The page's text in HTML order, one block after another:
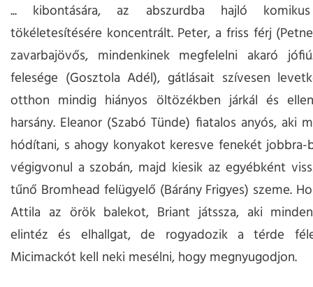
... kibontására, az abszurdba hajló
tökéletesítésére koncentrált. Peter, a friss férj
zavarbajövős, mindenkinek megfelelni akaró
felesége (Gosztola Adél), gátlásait szívesen
otthon mindig hiányos öltözékben járkál és
harsány. Eleanor (Szabó Tünde) fiatalos anyós, aki
hódítani, s ahogy konyakot keresve fenekét jobbra-
végigvonul a szobán, majd kiesik az egyébként
tűnő Bromhead felügyelő (Bárány Frigyes) szeme.
Attila az örök balekot, Briant játssza, aki
elintéz és elhallgat, de rogyadozik a térde
Micimackót kell neki mesélni, hogy megnyugodjon.